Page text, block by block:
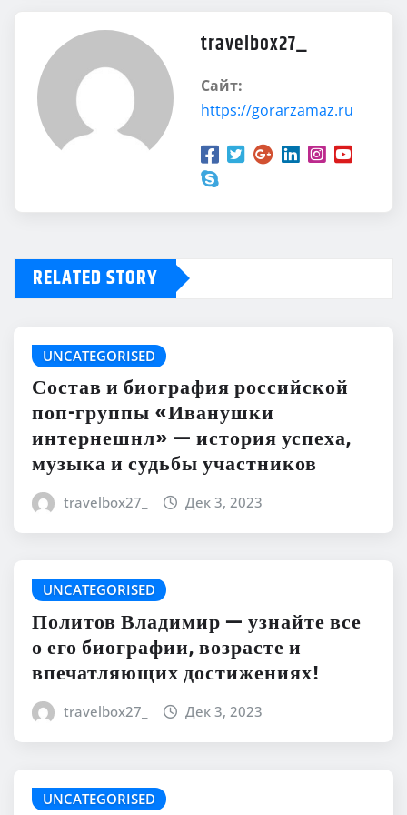
travelbox27_
Сайт:
https://gorarzamaz.ru
RELATED STORY
UNCATEGORISED
Состав и биография российской
поп-группы «Иванушки
интернешнл» — история успеха,
музыка и судьбы участников
travelbox27_ Дек 3, 2023
UNCATEGORISED
Политов Владимир — узнайте все
о его биографии, возрасте и
впечатляющих достижениях!
travelbox27_ Дек 3, 2023
UNCATEGORISED